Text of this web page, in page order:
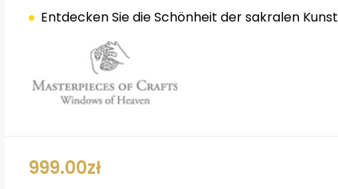
Entdecken Siedie Schönheit dersakralen Kunst
999.00zł